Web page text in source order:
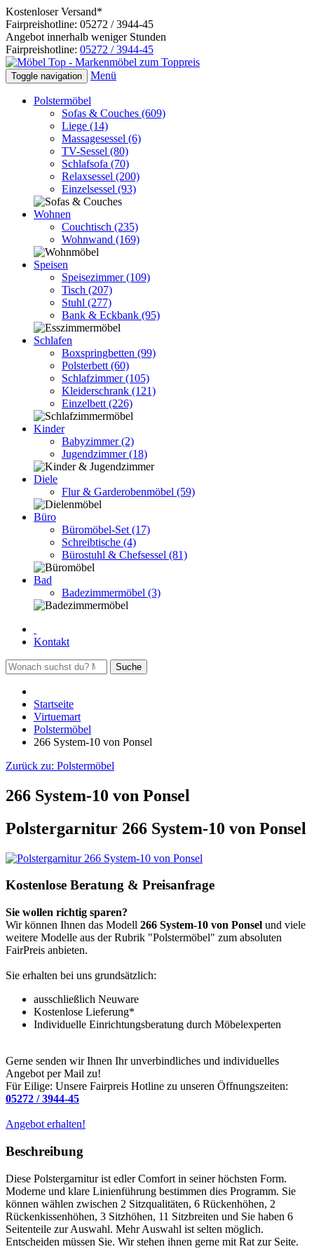
Kostenloser Versand*
Fairpreishotline: 05272 / 3944-45
Angebot innerhalb weniger Stunden
Fairpreishotline: 05272 / 3944-45
Toggle navigation Menü
Polstermöbel
Sofas & Couches (609)
Liege (14)
Massagesessel (6)
TV-Sessel (80)
Schlafsofa (70)
Relaxsessel (200)
Einzelsessel (93)
Wohnen
Couchtisch (235)
Wohnwand (169)
Speisen
Speisezimmer(109)
Tisch (207)
Stuhl (277)
Bank & Eckbank (95)
Schlafen
Boxspringbetten (99)
Polsterbett (60)
Schlafzimmer(105)
Kleiderschrank (121)
Einzelbett (226)
Kinder
Babyzimmer(2)
Jugendzimmer(18)
Diele
Flur & Garderobenmöbel (59)
Büro
Büromöbel-Set (17)
Schreibtische (4)
Bürostuhl & Chefsessel (81)
Bad
Badezimmermöbel (3)
Kontakt
Suche
Startseite
Virtuemart
Polstermöbel
266 System-10 von Ponsel
Zurück zu: Polstermöbel
266 System-10 von Ponsel
Polstergarnitur 266 System-10 von Ponsel
Kostenlose Beratung & Preisanfrage
Sie wollen richtig sparen?
Wir können Ihnen das Modell 266 System-10 von Ponsel und viele
weitere Modelle aus der Rubrik "Polstermöbel" zum absoluten
FairPreis anbieten.
Sie erhalten bei uns grundsätzlich:
ausschließlich Neuware
Kostenlose Lieferung*
Individuelle Einrichtungsberatung durch Möbelexperten
Gerne senden wir Ihnen Ihr unverbindliches und individuelles
Angebot per Mail zu!
Für Eilige: Unsere Fairpreis Hotline zu unseren Öffnungszeiten:
05272 / 3944-45
Angebot erhalten!
Beschreibung
Diese Polstergarnitur ist edler Comfort in seiner höchsten Form.
Moderne und klare Linienführung bestimmen dies Programm. Sie
können wählen zwischen 2 Sitzqualitäten, 6 Rückenhöhen, 2
Rückenkissenhöhen, 3 Sitzhöhen, 11 Sitzbreiten und Sie haben 6
Seitenteile zur Auswahl. Mehr Auswahl ist selten möglich.
Entscheiden müssen Sie. Wir stehen ihnen gerne mit Rat zur Seite.